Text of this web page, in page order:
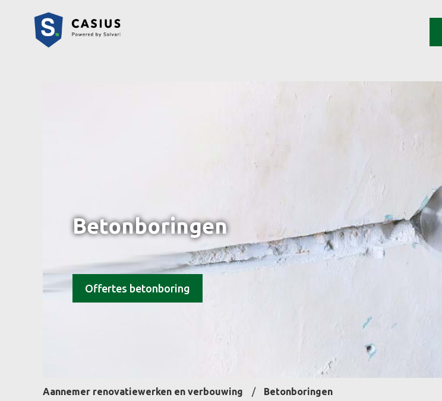
Betonboringen
Offertes betonboring
Aannemer renovatiewerken en verbouwing Betonboringen